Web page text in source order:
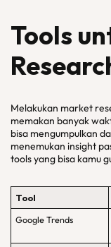
Tools
Melakukan market
memakan banyak
bisa mengumpulkan
menemukan insight
tools yang bisa kamu
Tool
Google Trends